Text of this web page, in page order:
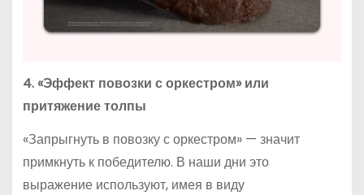
4. «Эффект повозки с оркестром» или
притяжение толпы
«Запрыгнуть в повозку с оркестром» — значит
примкнуть к победителю. В наши дни это
выражение используют, имея в виду